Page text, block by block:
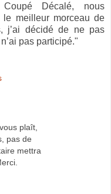
Décalé, nous
le meilleur morceau de
j’ai décidé de ne pas
pas participé."
plaît,
pas de
mettra